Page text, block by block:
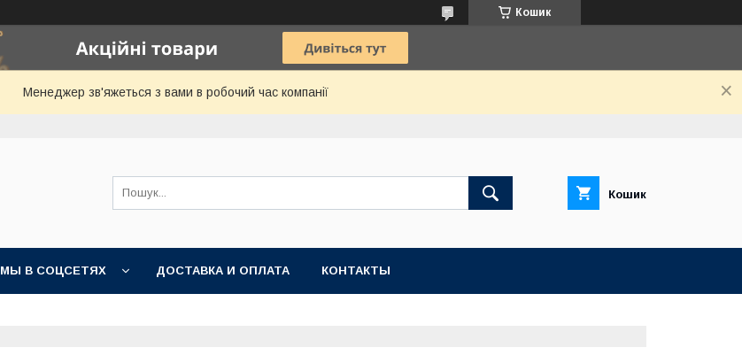
Кошик
Менеджер зв'яжеться з вами в робочий час компанії
Кошик
МЫ В СОЦСЕТЯХ ДОСТАВКА И ОПЛАТА КОНТАКТЫ